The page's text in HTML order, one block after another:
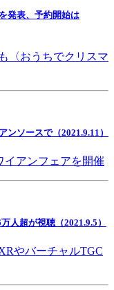
発表、予約開始は
〈おうちでクリスマ
ソースで（2021.9.11）
イアンフェアを開催
人超が視聴（2021.9.5）
やバーチャルTGC